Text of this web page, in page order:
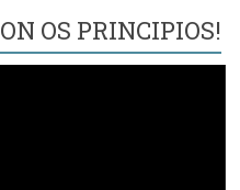
OS PRINCIPIOS!